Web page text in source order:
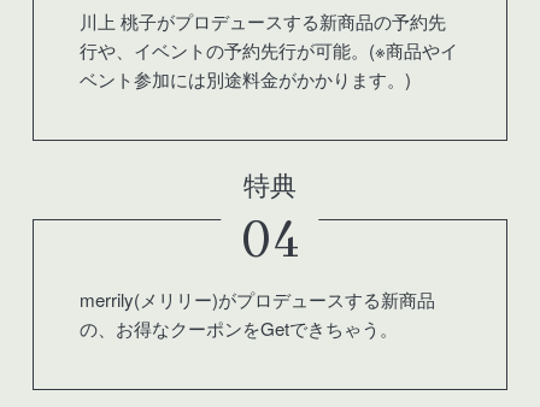
川上 桃子がプロデュースする新商品の予約先
行や、イベントの予約先行が可能。(※商品やイ
ベント参加には別途料金がかかります。)
特典
04
merrily(メリリー)がプロデュースする新商品
の、お得なクーポンをGetできちゃう。